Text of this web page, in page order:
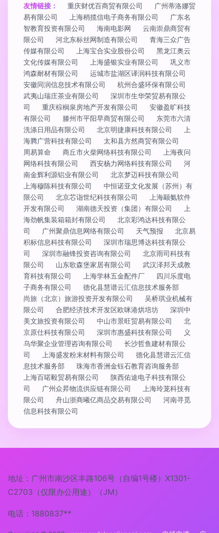
友情链接： 重庆财优百商贸有限公司
广州蒂洛娜贸
易有限公司
上海稍揽信电子商务有限公司
广东名
智教育投资有限公司
海南电影网
云南崇鼎商贸有
限公司
河北东标丝网制造有限公司
青海三众广告
传媒有限公司
上海宝合实业股份公司
黑龙江奥云
文化传媒有限公司
上海盛银实业有限公司
巩义市
鸿森耐材有限公司
运城市盐湖区译润科技有限公司
安徽同润信息技术有限公司
杭州合盛环保有限公司
武夷山瑞庄茶业有限公司
深圳市生华荣贸易有限公
司
重庆棕榈泉房地产开发有限公司
安徽盈旷科技
有限公司
滕州市平阳早商贸有限公司
东莞市六清
洗涤日用品有限公司
北京明捷康科技有限公司
上
海腾广营科技有限公司
太和县方然商贸有限公司
周易算命
商丘市火柴网络科技有限公司
上海夜问
网络科技有限公司
西安杨力网络科技有限公司
河
南金辉利源铝业有限公司
北京梦迈科技有限公司
上海穆陈科技有限公司
中恒诺亚文化发展（苏州）有
限公司
北京芯诣世纪科技有限公司
上海颛氨软件
开发有限公司
湖南德天投资（集团）有限公司
上
海劲帆集装箱箱封有限公司
北京彩鸿达科技有限公
司
广州聚鼎信息网络有限公司 天气预报
北京易
积标信息科技有限公司
深圳市瑞思博达科技有限公
司
深圳市融锋投资咨询有限公司
北京雨司科技有
限公司
山东歌森堡家居有限公司
武汉泽邦天成教
育科技有限公司
上海学林五金配件厂
四川乐度电
子商务有限公司
德化县慧谱云汇信息技术服务部
尚旅（北京）旅游投资开发有限公司
吴桥琪业机械有
限公司
合肥经济技术开发区欧咪港烘培坊
深圳中
美文旅投资有限公司
中山市景旺贸易有限公司
北
京原仕科技有限公司
深圳市惠盛科技有限公司
义
乌华聚企业管理咨询有限公司
长沙哲鱼建材有限公
司
上海盛发粉末材料有限公司
德化县慧谱云汇信
息技术服务部
珠海市香洲金钰石教育咨询服务部
上海百喏毅贸易有限公司
陕西佑途电子科技有限公
司
广州众昇物流供应链有限公司
上海玲茏科技有
限公司
舟山浙商曦亿商品交易有限公司
河南寻觅
信息科技有限公司
地址：广州市南沙区丰路106号（自编1号楼）X1301-
C2703（仅限办公用途）（JM）
电话：1880837**